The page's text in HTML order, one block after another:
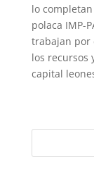
lo completan
polaca IMP-
trabajan por
los recursos
capital